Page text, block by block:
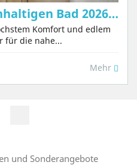
Tendenzen im nachhaltigen Bad 2026: Warum Tadelakt das Star-Material wird
Komfort und edlem
für die nahe...
Mehr
und Sonderangebote